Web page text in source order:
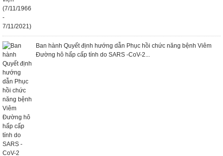
Ban hành Quyết định hướng dẫn Phục hồi chức năng bệnh Viêm
Đường hô hấp cấp tính do SARS -CoV-2...